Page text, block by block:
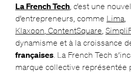
La French Tech, c’est une
d’entrepreneurs, comme Lima
Klaxoon ContentSquare
dynamisme et à la croissance
françaises. La French Tech
marque collective représentée